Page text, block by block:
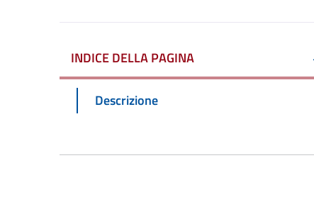
INDICE DELLA PAGINA
Descrizione